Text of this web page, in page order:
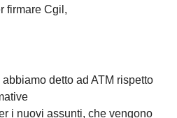
firmare Cgil,
detto ad ATM rispetto
i nuovi assunti, che vengono